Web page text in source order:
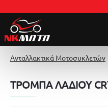
Ανταλλακτικά Μοτοσυκλετών
ΤΡΟΜΠΑ ΛΑΔΙΟΥ